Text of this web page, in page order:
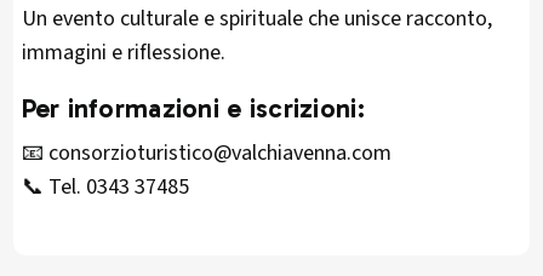
Un evento culturale e spirituale che unisce racconto,
immagini e riflessione.
Per informazioni e iscrizioni:
📧 consorzioturistico@valchiavenna.com
📞 Tel. 0343 37485